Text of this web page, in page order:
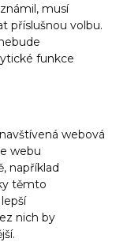
musí
příslušnou volbu.
funkce
webová
webu
například
těmto
nich by